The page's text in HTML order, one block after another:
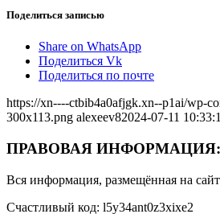
Поделиться записью
Share on WhatsApp
Поделиться Vk
Поделиться по почте
https://xn----ctbib4a0afjgk.xn--p1ai/wp-
300x113.png alexeev82024-07-11
ПРАВОВАЯ ИНФОРМАЦИЯ:
Вся информация, размещённая на
Счастливый код: l5y34ant0z3xixe2